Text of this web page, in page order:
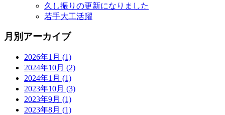
久し振りの更新になりました
若手大工活躍
月別アーカイブ
2026年1月 (1)
2024年10月 (2)
2024年1月 (1)
2023年10月 (3)
2023年9月 (1)
2023年8月 (1)